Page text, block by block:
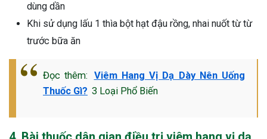
dùng dần
Khi sử dụng lấu 1 thìa bột hạt đậu rồng, nhai nuốt từ từ
trước bữa ăn
Đọc thêm:
Viêm Hang Vị Dạ Dày Nên Uống
Thuốc Gì? 3 Loại Phổ Biến